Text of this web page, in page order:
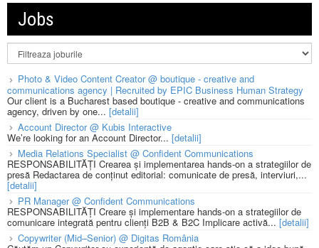
Jobs
Photo & Video Content Creator @ boutique - creative and
communications agency | Recruited by EPIC Business Human Strategy
Our client is a Bucharest based boutique - creative and communications
agency, driven by one... [detalii]
Account Director @ Kubis Interactive
We’re looking for an Account Director... [detalii]
Media Relations Specialist @ Confident Communications
RESPONSABILITĂȚI Crearea și implementarea hands-on a strategiilor de
presă Redactarea de conținut editorial: comunicate de presă, interviuri,...
[detalii]
PR Manager @ Confident Communications
RESPONSABILITĂȚI Creare și implementare hands-on a strategiilor de
comunicare integrată pentru clienți B2B & B2C Implicare activă... [detalii]
Copywriter (Mid–Senior) @ Digitas România